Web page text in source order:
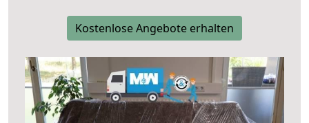
Kostenlose Angebote erhalten